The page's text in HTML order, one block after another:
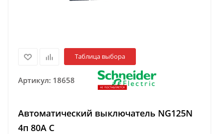
Таблица выбора
Артикул: 18658
Автоматический выключатель NG125N
4п 80A C